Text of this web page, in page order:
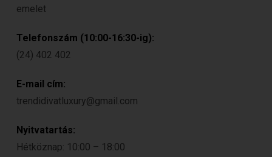
emelet
Telefonszám (10:00-16:30-ig):
(24) 402 402
E-mail cím:
trendidivatluxury@gmail.com
Nyitvatartás:
Hétköznap: 10:00 – 18:00